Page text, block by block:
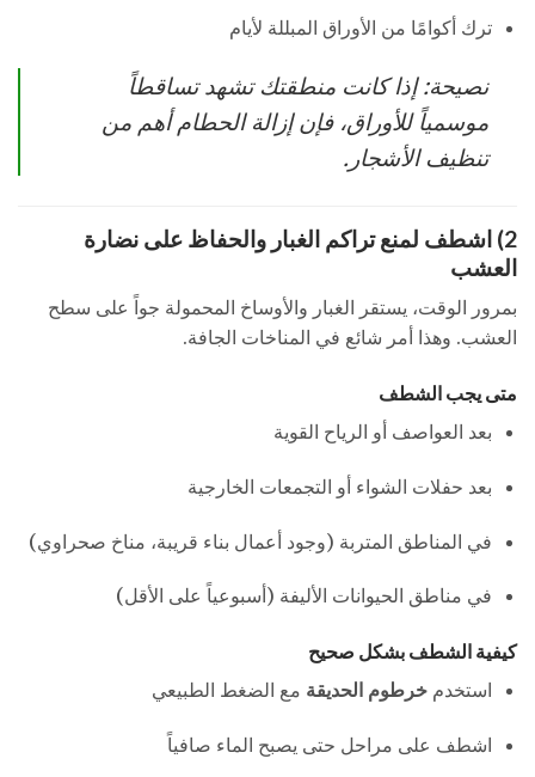
ترك أكوامًا من الأوراق المبللة لأيام
نصيحة: إذا كانت منطقتك تشهد تساقطاً
موسمياً للأوراق، فإن إزالة الحطام أهم من
تنظيف الأشجار.
2) اشطف لمنع تراكم الغبار والحفاظ على نضارة
العشب
بمرور الوقت، يستقر الغبار والأوساخ المحمولة جواً على سطح
العشب. وهذا أمر شائع في المناخات الجافة.
متى يجب الشطف
بعد العواصف أو الرياح القوية
بعد حفلات الشواء أو التجمعات الخارجية
في المناطق المتربة (وجود أعمال بناء قريبة، مناخ صحراوي)
في مناطق الحيوانات الأليفة (أسبوعياً على الأقل)
كيفية الشطف بشكل صحيح
استخدم خرطوم الحديقة مع الضغط الطبيعي
اشطف على مراحل حتى يصبح الماء صافياً